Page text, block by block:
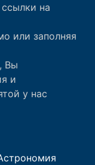
на
или заполняя
Вы
и
у нас